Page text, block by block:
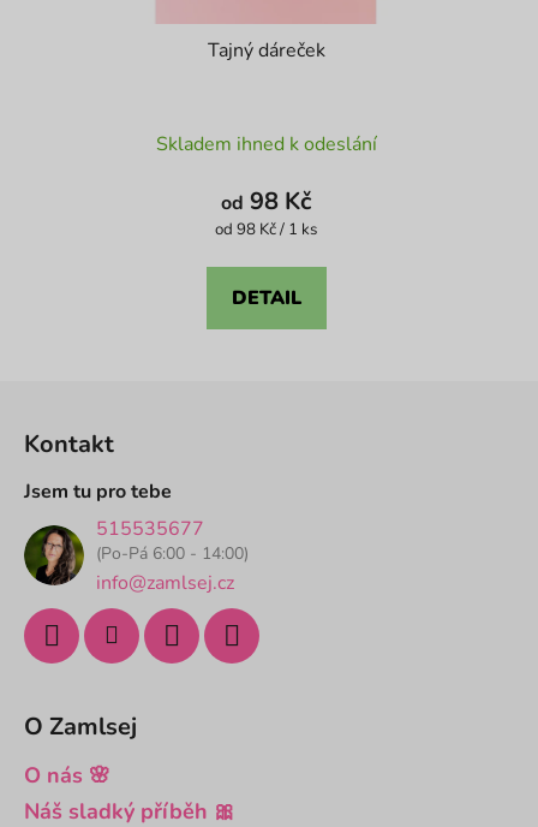
Tajný dáreček
hodnocení
produktu
je
z
Skladem ihned k odeslání
od 98 Kč
Měrná
od 98 Kč / 1 ks
DETAIL
Kontakt
Jsem tu pro tebe
515535677
(Po-Pá 6:00 - 14:00)
info@zamlsej.cz
O Zamlsej
O nás 🌸
Náš sladký příběh 🎀